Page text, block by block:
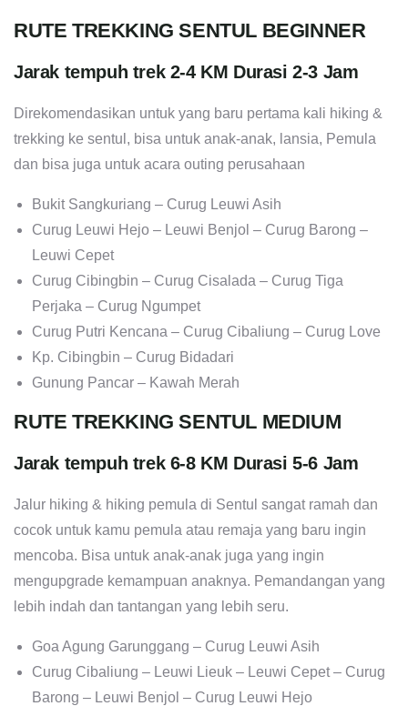
RUTE TREKKING SENTUL BEGINNER
Jarak tempuh trek 2-4 KM Durasi 2-3 Jam
Direkomendasikan untuk yang baru pertama kali hiking &
trekking ke sentul, bisa untuk anak-anak, lansia, Pemula
dan bisa juga untuk acara outing perusahaan
Bukit Sangkuriang – Curug Leuwi Asih
Curug Leuwi Hejo – Leuwi Benjol – Curug Barong –
Leuwi Cepet
Curug Cibingbin – Curug Cisalada – Curug Tiga
Perjaka – Curug Ngumpet
Curug Putri Kencana – Curug Cibaliung – Curug Love
Kp. Cibingbin – Curug Bidadari
Gunung Pancar – Kawah Merah
RUTE TREKKING SENTUL MEDIUM
Jarak tempuh trek 6-8 KM Durasi 5-6 Jam
Jalur hiking & hiking pemula di Sentul sangat ramah dan
cocok untuk kamu pemula atau remaja yang baru ingin
mencoba. Bisa untuk anak-anak juga yang ingin
mengupgrade kemampuan anaknya. Pemandangan yang
lebih indah dan tantangan yang lebih seru.
Goa Agung Garunggang – Curug Leuwi Asih
Curug Cibaliung – Leuwi Lieuk – Leuwi Cepet – Curug
Barong – Leuwi Benjol – Curug Leuwi Hejo